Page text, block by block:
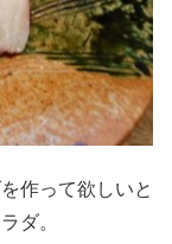
作って欲しいと
ダ。